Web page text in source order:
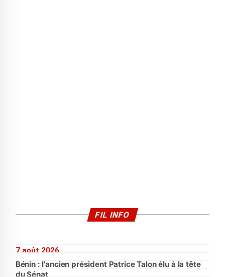
FIL INFO
7 août 2026
Bénin : l'ancien président Patrice Talon élu à la tête
du Sénat